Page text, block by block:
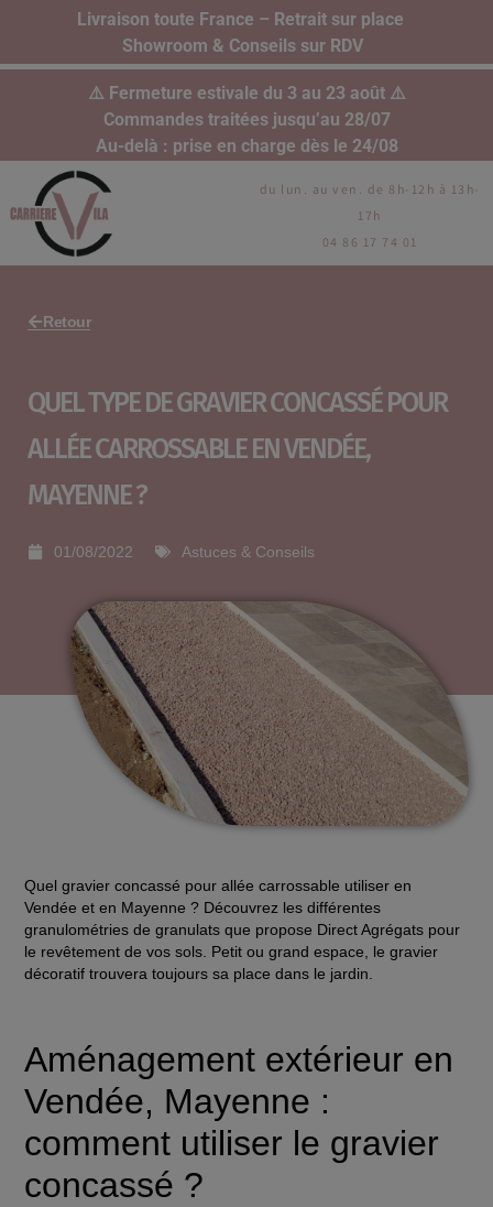
Livraison toute France – Retrait sur place
Showroom & Conseils sur RDV
⚠️ Fermeture estivale du 3 au 23 août ⚠️
Commandes traitées jusqu’au 28/07
Au-delà : prise en charge dès le 24/08
du lun. au ven. de 8h-12h à 13h-
17h
04 86 17 74 01
Retour
QUEL TYPE DE GRAVIER CONCASSÉ POUR
ALLÉE CARROSSABLE EN VENDÉE,
MAYENNE ?
01/08/2022 Astuces & Conseils
Quel gravier concassé pourallée carrossable utiliser en
Vendée et en Mayenne ? Découvrez les différentes
granulométries de granulats que propose Direct Agrégats pour
le revêtement de vos sols. Petit ou grand espace, le gravier
décoratif trouvera toujours sa place dans le jardin.
Aménagement extérieur en
Vendée, Mayenne :
comment utiliser le gravier
concassé ?